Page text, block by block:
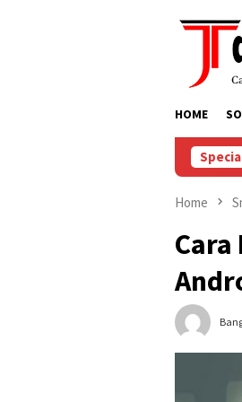
HOME
Menyelesaikan Masalah Akun TikTok
Home